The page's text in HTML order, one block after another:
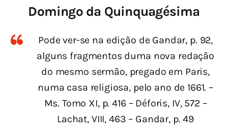
Domingo da Quinquagésima
Pode ver-se na edição de Gandar, p. 92,
alguns fragmentos duma nova redação
do mesmo sermão, pregado em Paris,
numa casa religiosa, pelo ano de 1661. –
Ms. Tomo XI, p. 416 – Déforis, IV, 572 –
Lachat, VIII, 463 – Gandar, p. 49